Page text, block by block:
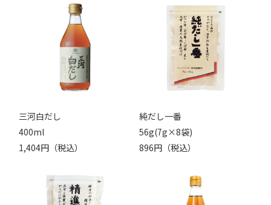
三河白だし
400ml
1,404円（税込）
純だし一番
56g(7g×8袋)
896円（税込）